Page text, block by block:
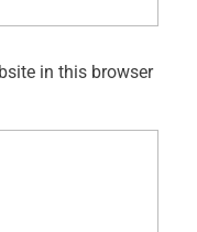
in this browser